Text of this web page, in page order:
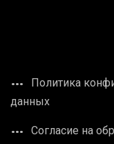
Политика
данных
Согласие на